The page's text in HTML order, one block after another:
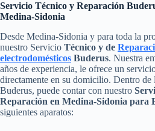
Servicio Técnico y Reparación
Medina-Sidonia
Desde Medina-Sidonia y para toda la
nuestro Servicio Técnico y de
electrodomésticos Buderus. Nuestra
años de experiencia, le ofrece un
directamente en su domicilio. Dentro de
Buderus, puede contar con nuestro
Reparación en Medina-Sidonia para
siguientes aparatos: